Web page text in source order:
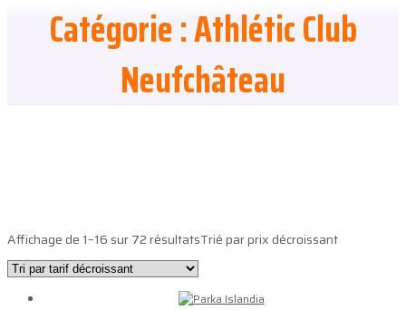
Catégorie : Athlétic Club
Neufchâteau
Affichage de 1–16 sur 72 résultatsTrié par prix décroissant